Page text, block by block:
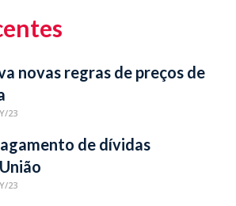
novas regras de preços de
23
de dívidas
23